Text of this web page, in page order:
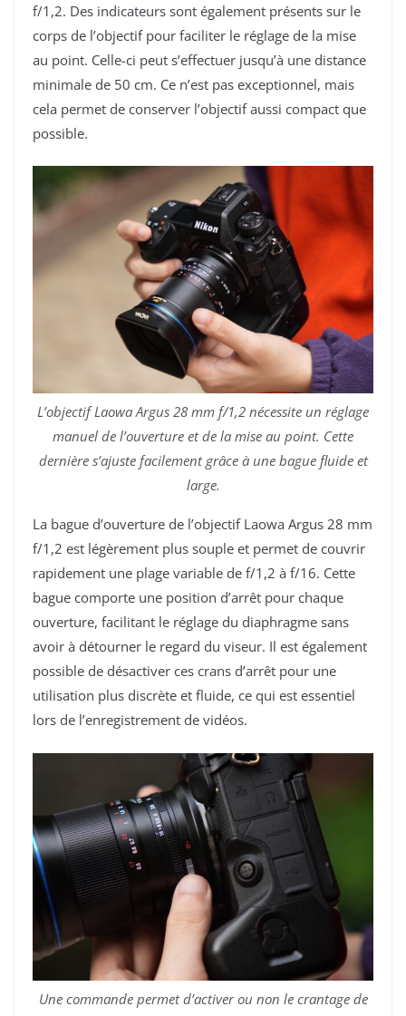
f/1,2. Des indicateurs sont également présents sur le
corps de l’objectif pour faciliter le réglage de la mise
au point. Celle-ci peut s’effectuer jusqu’à une distance
minimale de 50 cm. Ce n’est pas exceptionnel, mais
cela permet de conserver l’objectif aussi compact que
possible.
L’objectif Laowa Argus 28 mm f/1,2 nécessite un réglage
manuel de l’ouverture et de la mise au point. Cette
dernière s’ajuste facilement grâce à une bague fluide et
large.
La bague d’ouverture de l’objectif Laowa Argus 28 mm
f/1,2 est légèrement plus souple et permet de couvrir
rapidement une plage variable de f/1,2 à f/16. Cette
bague comporte une position d’arrêt pour chaque
ouverture, facilitant le réglage du diaphragme sans
avoir à détourner le regard du viseur. Il est également
possible de désactiver ces crans d’arrêt pour une
utilisation plus discrète et fluide, ce qui est essentiel
lors de l’enregistrement de vidéos.
Une commande permet d’activer ou non le crantage de